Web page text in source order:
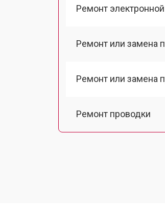
Ремонт
Ремонт или замена
Ремонт или замена
Ремонт проводки